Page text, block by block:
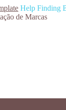
Help Finding
de Marcas